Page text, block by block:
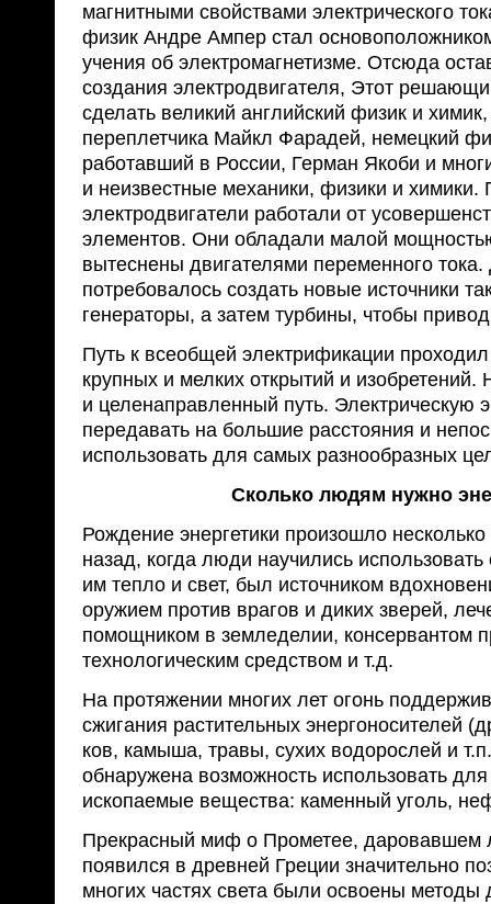
магнитными свойствами электрического
физик Андре Ампер стал
учения об электромагнетизме. Отсюда
создания электродвигателя, Этот
сделать великий английский физик и
переплетчика Майкл Фарадей, немецкий
работавший в России, Герман Якоби и
и неизвестные механики, физики и химики.
электродвигатели работали от
элементов. Они обладали малой
вытеснены двигателями переменного тока.
потребовалось создать новые источники
генераторы, а затем турбины, чтобы
Путь к всеобщей электрификации
крупных и мелких открытий и
и целенаправленный путь. Электрическую
передавать на большие расстояния и
использовать для самых разнообразных
Сколько людям нужно
Рождение энергетики произошло
назад, когда люди научились
им тепло и свет, был источником
оружием против врагов и диких зверей,
помощником в земледелии, консервантом
технологическим средством и т.д.
На протяжении многих лет огонь
сжигания растительных энергоносителей
ков, камыша, травы, сухих водорослей и
обнаружена возможность использовать
ископаемые вещества: каменный уголь,
Прекрасный миф о Прометее, даровавшем
появился в древней Греции значительно
многих частях света были освоены методы